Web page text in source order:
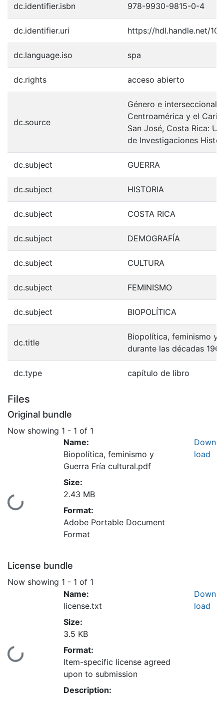
dc.identifier.isbn 978-9930-9815-0-4
dc.identifier.uri https://hdl.handle.net/
dc.language.iso spa
dc.rights acceso abierto
dc.source
Género e
Centroamérica y el
San José, Costa Rica:
de Investigaciones
dc.subject GUERRA
dc.subject HISTORIA
dc.subject COSTA RICA
dc.subject DEMOGRAFÍA
dc.subject CULTURA
dc.subject FEMINISMO
dc.subject BIOPOLÍTICA
dc.title
Biopolítica, feminismo y
durante las décadas
dc.type capítulo de libro
Files
Original bundle
Now showing 1 - 1 of 1
Loading...
Name:
Biopolítica, feminismo y
Guerra Fría cultural.pdf
Size:
2.43 MB
Format:
Adobe Portable Document
Format
Down
load
License bundle
Now showing 1 - 1 of 1
Loading...
Name:
license.txt
Size:
3.5 KB
Format:
Item-specific license agreed
upon to submission
Description:
Down
load